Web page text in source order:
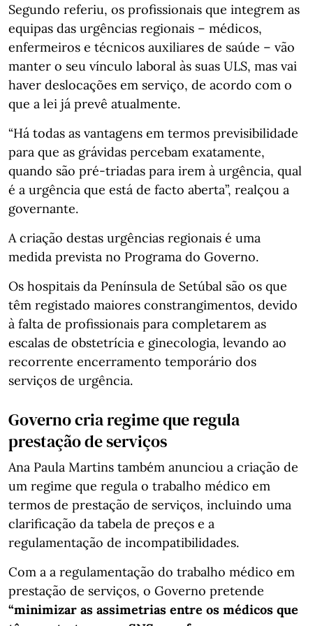
Segundo referiu, os profissionais que integrem as
equipas das urgências regionais – médicos,
enfermeiros e técnicos auxiliares de saúde – vão
manter o seu vínculo laboral às suas ULS, mas vai
haver deslocações em serviço, de acordo com o
que a lei já prevê atualmente.
“Há todas as vantagens em termos previsibilidade
para que as grávidas percebam exatamente,
quando são pré-triadas para irem à urgência, qual
é a urgência que está de facto aberta”, realçou a
governante.
A criação destas urgências regionais é uma
medida prevista no Programa do Governo.
Os hospitais da Península de Setúbal são os que
têm registado maiores constrangimentos, devido
à falta de profissionais para completarem as
escalas de obstetrícia e ginecologia, levando ao
recorrente encerramento temporário dos
serviços de urgência.
Governo cria regime que regula
prestação de serviços
Ana Paula Martins também anunciou a criação de
um regime que regula o trabalho médico em
termos de prestação de serviços, incluindo uma
clarificação da tabela de preços e a
regulamentação de incompatibilidades.
Com a a regulamentação do trabalho médico em
prestação de serviços, o Governo pretende
“minimizar as assimetrias entre os médicos que